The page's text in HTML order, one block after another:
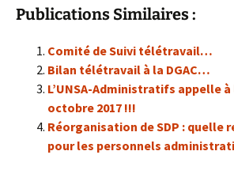
Publications Similaires :
Comité de Suivi télétravail…
Bilan télétravail à la DGAC…
L’UNSA-Administratifs appelle
octobre 2017 !!!
Réorganisation de SDP : quelle
pour les personnels